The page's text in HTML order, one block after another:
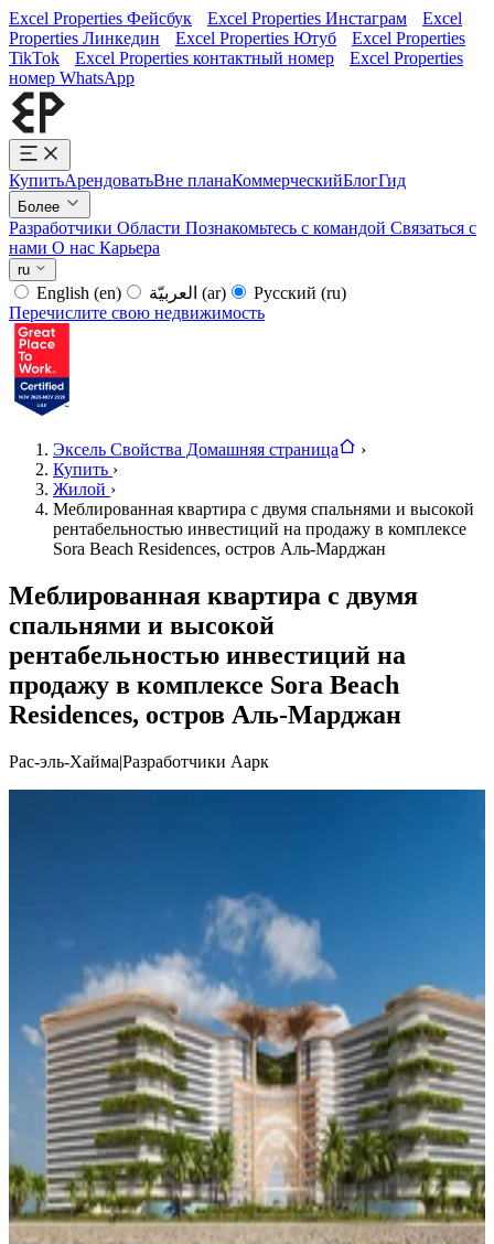
Excel Properties Фейсбук Excel Properties Инстаграм
Excel
Properties Линкедин
Excel Properties Ютуб
Excel Properties
TikTok
Excel Properties контактный номер
Excel Properties
номер WhatsApp
КупитьАрендоватьВне планаКоммерческийБлогГид
Более
Разработчики Области Познакомьтесь с командой Связаться с
нами О нас Карьера
ru
English (en) (ar) Русский (ru)
Перечислите свою недвижимость
Эксель Свойства Домашняя страница
›
Купить ›
Жилой ›
Меблированная квартира с двумя спальнями и высокой
рентабельностью инвестиций на продажу в комплексе
Sora Beach Residences, остров Аль-Марджан
Меблированная квартира с двумя
спальнями и высокой
рентабельностью инвестиций на
продажу в комплексе Sora Beach
Residences, остров Аль-Марджан
Рас-эль-Хайма|Разработчики Аарк